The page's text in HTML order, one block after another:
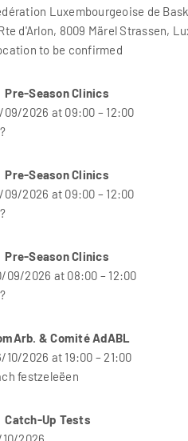
Luxembourgeoise de
d'Arlon, 8009 Märel Strassen,
to be confirmed
Pre-Season Clinics
09/2026 at 09:00 – 12:00
Pre-Season Clinics
09/2026 at 09:00 – 12:00
Pre-Season Clinics
09/2026 at 08:00 – 12:00
& Comité AdABL
10/2026 at 19:00 – 21:00
festzeleëen
Catch-Up Tests